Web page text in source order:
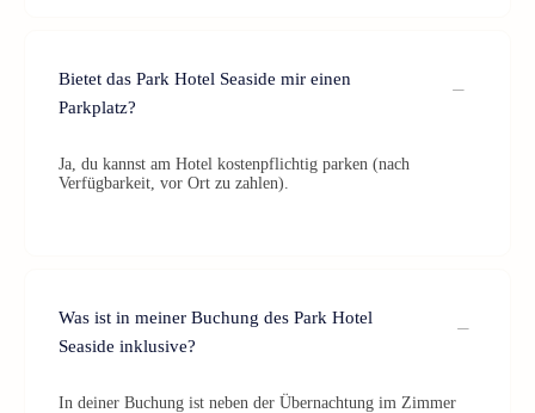
Bietet das Park Hotel Seaside mir einen
Parkplatz?
Ja, du kannst am Hotel kostenpflichtig parken (nach
Verfügbarkeit, vor Ort zu zahlen).
Was ist in meiner Buchung des Park Hotel
Seaside inklusive?
In deiner Buchung ist neben der Übernachtung im Zimmer